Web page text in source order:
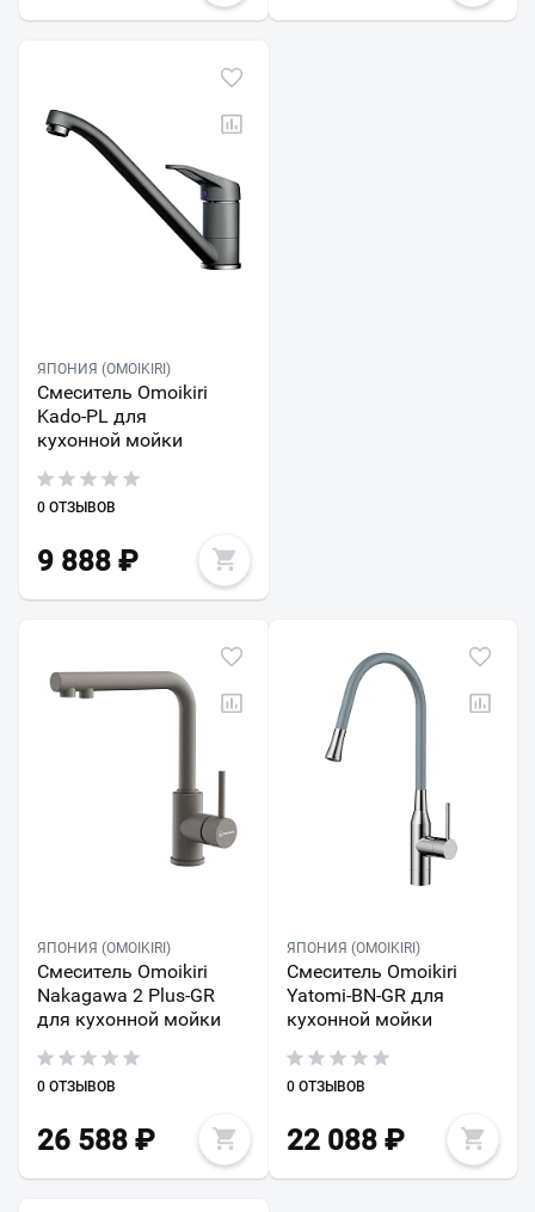
ЯПОНИЯ (OMOIKIRI)
Смеситель Omoikiri
Kado-PL для
кухонной мойки
0 ОТЗЫВОВ
9 888 ₽
ЯПОНИЯ (OMOIKIRI)
Смеситель Omoikiri
Nakagawa 2 Plus-GR
для кухонной мойки
0 ОТЗЫВОВ
26 588 ₽
ЯПОНИЯ (OMOIKIRI)
Смеситель Omoikiri
Yatomi-BN-GR для
кухонной мойки
0 ОТЗЫВОВ
22 088₽